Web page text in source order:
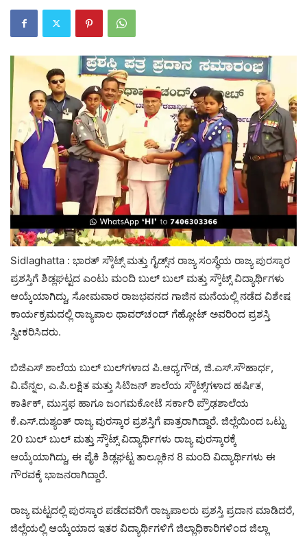
Sidlaghatta : ಭಾರತ್ ಸ್ಕೌಟ್ಸ್ ಮತ್ತು ಗೈಡ್ಸ್‌ನ ರಾಜ್ಯ ಸಂಸ್ಥೆಯ ರಾಜ್ಯ ಪುರಸ್ಕಾರ
ಪ್ರಶಸ್ತಿಗೆ ಶಿಡ್ಲಘಟ್ಟದ ಎಂಟು ಮಂದಿ ಬುಲ್ ಬುಲ್ ಮತ್ತು ಸ್ಕೌಟ್ಸ್ ವಿದ್ಯಾರ್ಥಿಗಳು
ಆಯ್ಕೆಯಾಗಿದ್ದು, ಸೋಮವಾರ ರಾಜಭವನದ ಗಾಜಿನ ಮನೆಯಲ್ಲಿ ನಡೆದ ವಿಶೇಷ
ಕಾರ್ಯಕ್ರಮದಲ್ಲಿ ರಾಜ್ಯಪಾಲ ಥಾವರ್‌ಚಂದ್ ಗೆಹ್ಲೋಟ್ ಅವರಿಂದ ಪ್ರಶಸ್ತಿ
ಸ್ವೀಕರಿಸಿದರು.
ಬಿಜಿಎಸ್ ಶಾಲೆಯ ಬುಲ್ ಬುಲ್‌ಗಳಾದ ಪಿ.ಆಧ್ಯಗೌಡ, ಜಿ.ಎಸ್.ಸೌಹಾರ್ಧ,
ವಿ.ವೆನ್ನಲ, ಎ.ಪಿ.ಲಕ್ಷಿತ ಮತ್ತು ಸಿಟಿಜನ್ ಶಾಲೆಯ ಸ್ಕೌಟ್ಸ್‌ಗಳಾದ ಹರ್ಷಿತ,
ಕಾರ್ತಿಕ್, ಮುಸ್ತಫ ಹಾಗೂ ಜಂಗಮಕೋಟೆ ಸರ್ಕಾರಿ ಪ್ರೌಢಶಾಲೆಯ
ಕೆ.ಎಸ್.ದುಶ್ಯಂತ್ ರಾಜ್ಯ ಪುರಸ್ಕಾರ ಪ್ರಶಸ್ತಿಗೆ ಪಾತ್ರರಾಗಿದ್ದಾರೆ. ಜಿಲ್ಲೆಯಿಂದ ಒಟ್ಟು
20 ಬುಲ್ ಬುಲ್ ಮತ್ತು ಸ್ಕೌಟ್ಸ್ ವಿದ್ಯಾರ್ಥಿಗಳು ರಾಜ್ಯ ಪುರಸ್ಕಾರಕ್ಕೆ
ಆಯ್ಕೆಯಾಗಿದ್ದು, ಈ ಪೈಕಿ ಶಿಡ್ಲಘಟ್ಟ ತಾಲ್ಲೂಕಿನ 8 ಮಂದಿ ವಿದ್ಯಾರ್ಥಿಗಳು ಈ
ಗೌರವಕ್ಕೆ ಭಾಜನರಾಗಿದ್ದಾರೆ.
ರಾಜ್ಯ ಮಟ್ಟದಲ್ಲಿ ಪುರಸ್ಕಾರ ಪಡೆದವರಿಗೆ ರಾಜ್ಯಪಾಲರು ಪ್ರಶಸ್ತಿ ಪ್ರದಾನ ಮಾಡಿದರೆ,
ಜಿಲ್ಲೆಯಲ್ಲಿ ಆಯ್ಕೆಯಾದ ಇತರ ವಿದ್ಯಾರ್ಥಿಗಳಿಗೆ ಜಿಲ್ಲಾಧಿಕಾರಿಗಳಿಂದ ಜಿಲ್ಲಾ